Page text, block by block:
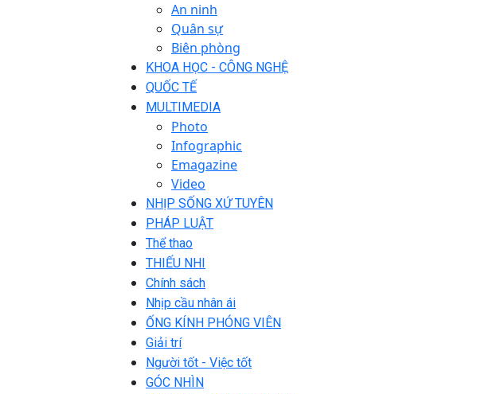
An ninh
Quân sự
Biên phòng
KHOA HỌC - CÔNG NGHỆ
QUỐC TẾ
MULTIMEDIA
Photo
Infographic
Emagazine
Video
NHỊP SỐNG XỨ TUYÊN
PHÁP LUẬT
Thể thao
THIẾU NHI
Chính sách
Nhịp cầu nhân ái
ỐNG KÍNH PHÓNG VIÊN
Giải trí
Người tốt - Việc tốt
GÓC NHÌN